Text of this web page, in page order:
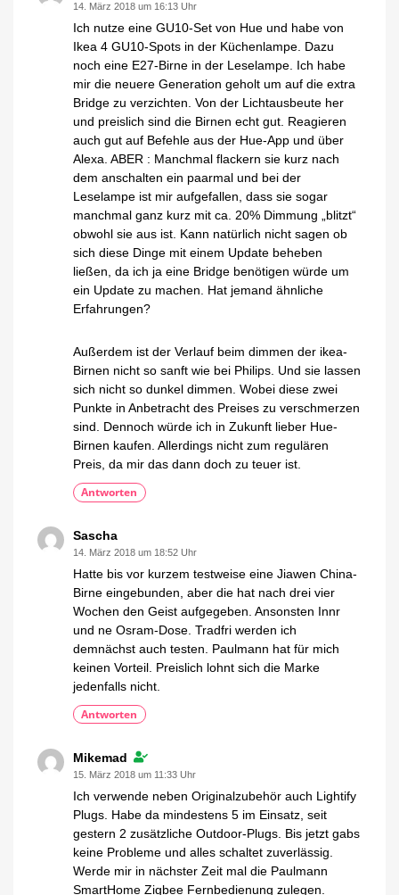
14. März 2018 um 16:13 Uhr
Ich nutze eine GU10-Set von Hue und habe von
Ikea 4 GU10-Spots in der Küchenlampe. Dazu
noch eine E27-Birne in der Leselampe. Ich habe
mir die neuere Generation geholt um auf die extra
Bridge zu verzichten. Von der Lichtausbeute her
und preislich sind die Birnen echt gut. Reagieren
auch gut auf Befehle aus der Hue-App und über
Alexa. ABER : Manchmal flackern sie kurz nach
dem anschalten ein paarmal und bei der
Leselampe ist mir aufgefallen, dass sie sogar
manchmal ganz kurz mit ca. 20% Dimmung „blitzt“
obwohl sie aus ist. Kann natürlich nicht sagen ob
sich diese Dinge mit einem Update beheben
ließen, da ich ja eine Bridge benötigen würde um
ein Update zu machen. Hat jemand ähnliche
Erfahrungen?
Außerdem ist der Verlauf beim dimmen der ikea-
Birnen nicht so sanft wie bei Philips. Und sie lassen
sich nicht so dunkel dimmen. Wobei diese zwei
Punkte in Anbetracht des Preises zu verschmerzen
sind. Dennoch würde ich in Zukunft lieber Hue-
Birnen kaufen. Allerdings nicht zum regulären
Preis, da mir das dann doch zu teuer ist.
Antworten
Sascha
14. März 2018 um 18:52 Uhr
Hatte bis vor kurzem testweise eine Jiawen China-
Birne eingebunden, aber die hat nach drei vier
Wochen den Geist aufgegeben. Ansonsten Innr
und ne Osram-Dose. Tradfri werden ich
demnächst auch testen. Paulmann hat für mich
keinen Vorteil. Preislich lohnt sich die Marke
jedenfalls nicht.
Antworten
Mikemad
15. März 2018 um 11:33 Uhr
Ich verwende neben Originalzubehör auch Lightify
Plugs. Habe da mindestens 5 im Einsatz, seit
gestern 2 zusätzliche Outdoor-Plugs. Bis jetzt gabs
keine Probleme und alles schaltet zuverlässig.
Werde mir in nächster Zeit mal die Paulmann
SmartHome Zigbee Fernbedienung zulegen.